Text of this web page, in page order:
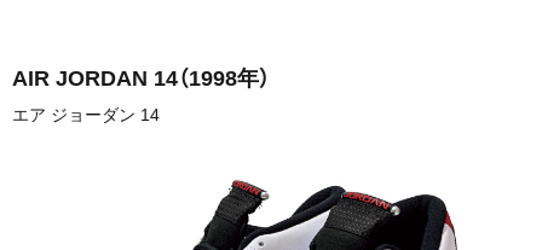
AIR JORDAN 14（1998年）
エア ジョーダン 14